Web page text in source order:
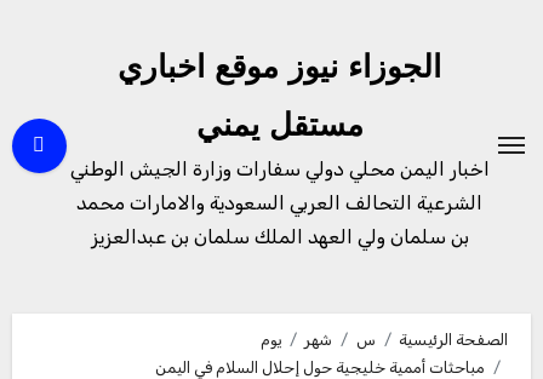
الجوزاء نيوز موقع اخباري
مستقل يمني
اخبار اليمن محلي دولي سفارات وزارة الجيش الوطني
الشرعية التحالف العربي السعودية والامارات محمد
بن سلمان ولي العهد الملك سلمان بن عبدالعزيز
الصفحة الرئيسية س شهر
يوم
مباحثات أممية خليجية حول إحلال السلام في اليمن